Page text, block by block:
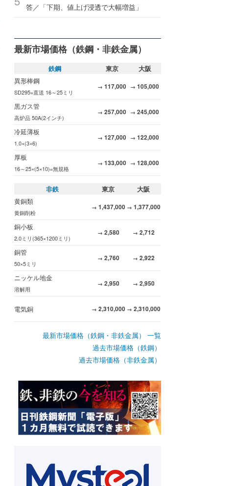
答／「下期、値上げ浸透で大幅増益」
最新市場価格（鉄鋼・非鉄金属）
鉄鋼 東京
大阪
異形棒鋼
SD295=直送 16～25ミリ
→ 117,000 → 105,000
黒ガス管
高炉品 50A(2インチ)
→ 257,000 → 245,000
冷延薄板
1.0×(3×6)
→ 127,000 → 122,000
厚板
16～25×(5×10)=無規格
→ 133,000 → 128,000
非鉄 東京
大阪
黄銅類
黄銅削粉
→ 1,437,000 → 1,377,000
銅小板
2.0ミリ(365×1200ミリ)
→ 2,580 → 2,712
銅管
50×5ミリ
→ 2,760 → 2,922
ニッケル地金
溶解用
→ 2,950 → 2,950
電気銅 → 2,310,000 → 2,310,000
最新市場価格（鉄鋼・非鉄金属） 一覧
過去市場価格（鉄鋼）
過去市場価格（非鉄金属）